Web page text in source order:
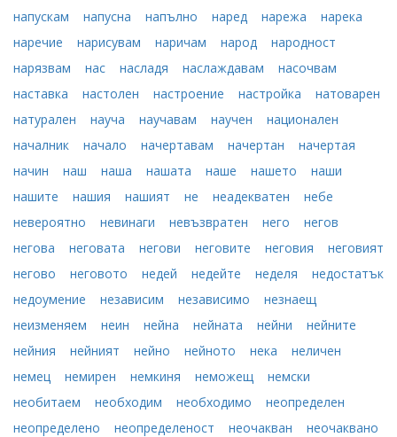
напускам
напусна напълно наред нарежа
нарека
наречие
нарисувам наричам народ
народност
нарязвам
нас насладя наслаждавам
насочвам
наставка
настолен настроение настройка
натоварен
натурален
науча научавам научен
национален
началник
начало начертавам начертан
начертая
начин
наш наша нашата наше нашето
наши
нашите
нашия нашият не неадекватен
небе
невероятно
невинаги невъзвратен него
негов
негова
неговата негови неговите неговия
неговият
негово
неговото недей недейте неделя
недостатък
недоумение
независим независимо
незнаещ
неизменяем
неин нейна нейната нейни
нейните
нейния
нейният нейно нейното нека
неличен
немец
немирен немкиня неможещ
немски
необитаем
необходим необходимо
неопределен
неопределено
неопределеност неочакван
неочаквано